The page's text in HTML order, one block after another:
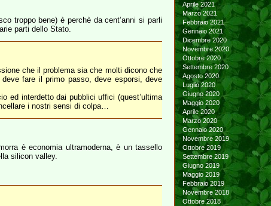
troppo bene) è perchè da cent’anni si parli
parti dello Stato.
che il problema sia che molti dicono che
fare il primo passo, deve esporsi, deve
ed interdetto dai pubblici uffici (quest’ultima
i nostri sensi di colpa…
è economia ultramoderna, è un tassello
silicon valley.
Aprile 2021
Marzo 2021
Febbraio 2021
Gennaio 2021
Dicembre 2020
Novembre 2020
Ottobre 2020
Settembre 2020
Agosto 2020
Luglio 2020
Giugno 2020
Maggio 2020
Aprile 2020
Marzo 2020
Gennaio 2020
Novembre 2019
Ottobre 2019
Settembre 2019
Giugno 2019
Maggio 2019
Febbraio 2019
Novembre 2018
Ottobre 2018